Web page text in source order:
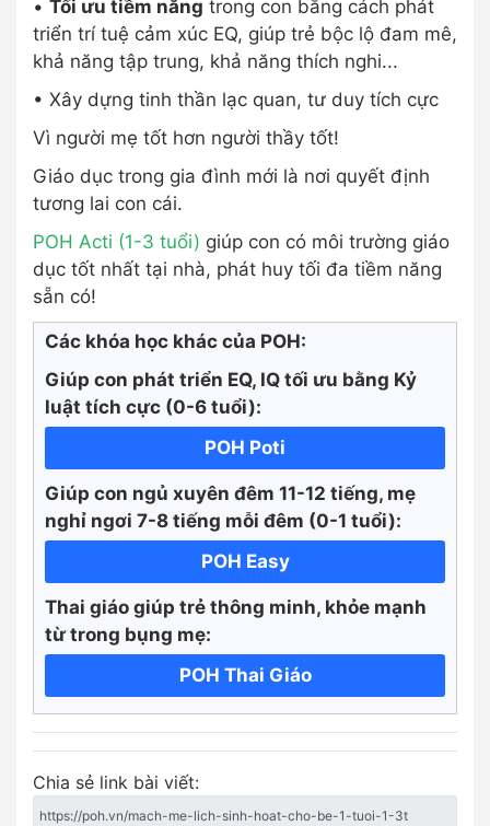
• Tối ưu tiềm năng trong con bằng cách phát
triển trí tuệ cảm xúc EQ, giúp trẻ bộc lộ đam mê,
khả năng tập trung, khả năng thích nghi...
• Xây dựng tinh thần lạc quan, tư duy tích cực
Vì người mẹ tốt hơn người thầy tốt!
Giáo dục trong gia đình mới là nơi quyết định
tương lai con cái.
POH Acti (1-3 tuổi) giúp con có môi trường giáo
dục tốt nhất tại nhà, phát huy tối đa tiềm năng
sẵn có!
Các khóa học khác của POH:
Giúp con phát triển EQ, IQ tối ưu bằng Kỷ
luật tích cực (0-6 tuổi):
POH Poti
Giúp con ngủ xuyên đêm 11-12 tiếng, mẹ
nghỉ ngơi 7-8 tiếng mỗi đêm (0-1 tuổi):
POH Easy
Thai giáo giúp trẻ thông minh, khỏe mạnh
từ trong bụng mẹ:
POH Thai Giáo
Chia sẻ link bài viết: